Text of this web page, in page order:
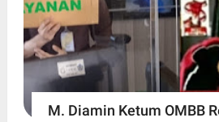
M. Diamin Ketum OMBB